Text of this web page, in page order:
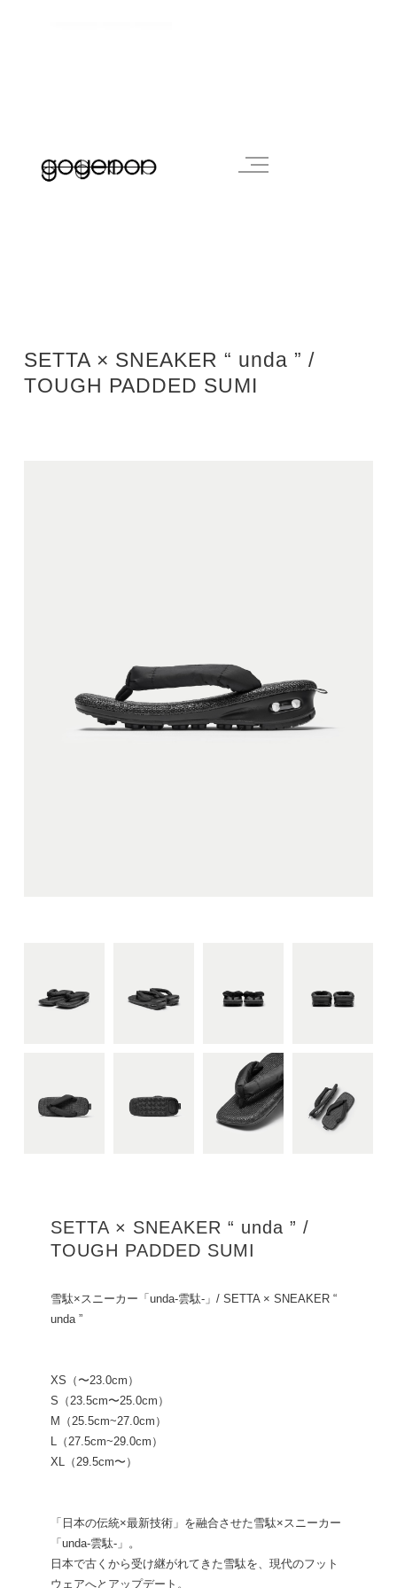
SETTA × SNEAKER “ unda ” /
TOUGH PADDED SUMI
SETTA × SNEAKER “ unda ” /
TOUGH PADDED SUMI
雪駄×スニーカー「unda-雲駄-」/ SETTA × SNEAKER “
unda ”
XS（〜23.0cm）
S（23.5cm〜25.0cm）
M（25.5cm~27.0cm）
L（27.5cm~29.0cm）
XL（29.5cm〜）
「日本の伝統×最新技術」を融合させた雪駄×スニーカー
「unda-雲駄-」。
日本で古くから受け継がれてきた雪駄を、現代のフット
ウェアへとアップデート。